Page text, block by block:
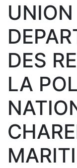
UNION
DES
LA